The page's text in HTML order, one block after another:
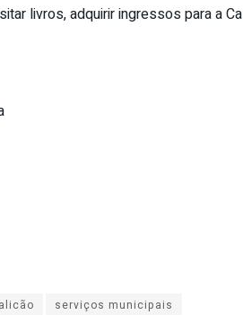
livros, adquirir ingressos para a
serviços municipais